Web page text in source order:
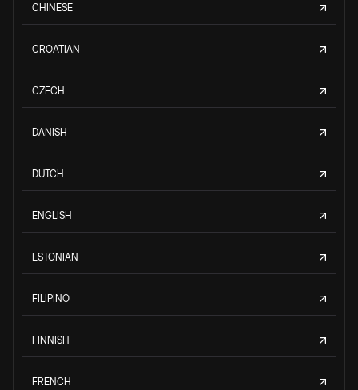
CHINESE
CROATIAN
CZECH
DANISH
DUTCH
ENGLISH
ESTONIAN
FILIPINO
FINNISH
FRENCH